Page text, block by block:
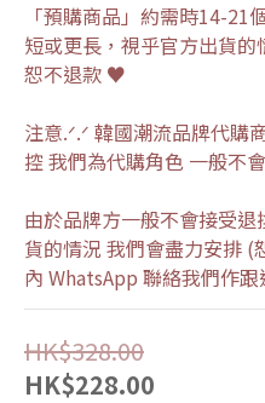
「預購商品」約需時14-
短或更長，視乎官方出貨的
恕不退款 ♥
注意.ᐟ.ᐟ 韓國潮流品牌代購
控 我們為代購角色 一般不
由於品牌方一般不會接受
貨的情況 我們會盡力安排 (
內 WhatsApp 聯絡我們作
HK$328.00
HK$228.00